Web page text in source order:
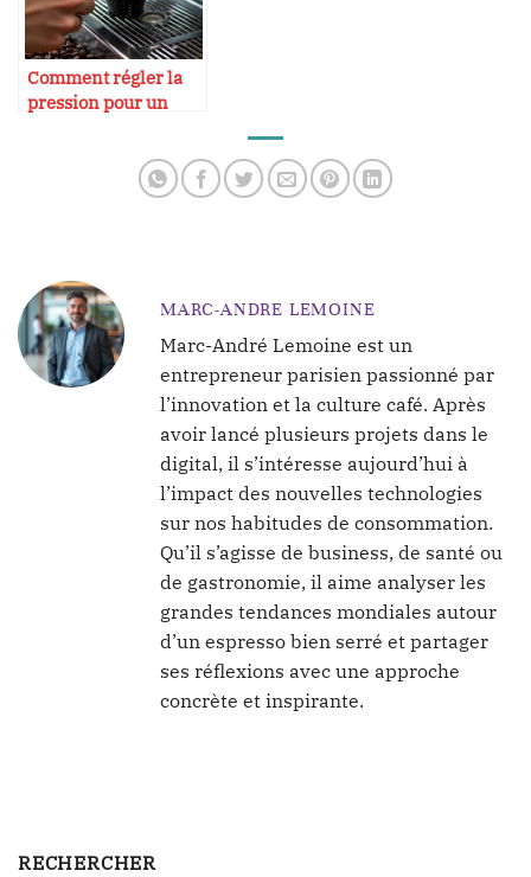
Comment régler la
pression pour un
MARC-ANDRE LEMOINE
Marc-André Lemoine est un
entrepreneur parisien passionné par
l’innovation et la culture café. Après
avoir lancé plusieurs projets dans le
digital, il s’intéresse aujourd’hui à
l’impact des nouvelles technologies
sur nos habitudes de consommation.
Qu’il s’agisse de business, de santé ou
de gastronomie, il aime analyser les
grandes tendances mondiales autour
d’un espresso bien serré et partager
ses réflexions avec une approche
concrète et inspirante.
RECHERCHER